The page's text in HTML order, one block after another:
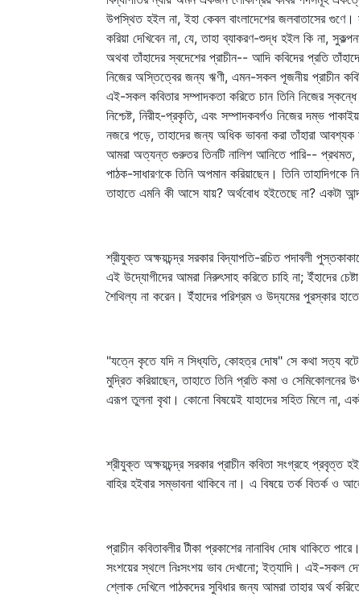
উপস্থিত হইল না, ইহা কেবল বাংলাদেশের জলবাতাসের গুণে।
করিয়া দেখিবেন না, যে, তাহা ব্যাকরণ-শুদ্ধ হইল কি না,
অথবা তাঁহাদের স্বদেশের প্রাচীন-- আদি কবিদের প্রতি
নিজের অস্তিত্বের জন্য ঋণী, এমন-সকল পূজনীয় প্রাচীন
এই-সকল কবিতার সম্পাদকতা করিতে চান তিনি নিজের
নিশ্চেষ্ট, নিরীহ-প্রকৃতি, এবং সম্পাদকবর্গও নিজের দম্ভ
নজরে পড়ে, তাহাদের জন্য অধিক ভাবনা করা তাঁহারা আবশ্যক
আমরা অত্যন্ত গুরুতর তিনটি নালিশ আনিতে পারি-- প্রথমত,
পাঠক-সাধারণকে তিনি অপমান করিয়াছেন। তিনি
তাহাতে এমনি কী আসে যায়? অর্থবোধ হইতেছে না? একটা
শ্রীযুক্ত অক্ষয়চন্দ্র সরকার বিদ্যাপতি-রচিত পদাবলী
এই উদ্যোগীদের আমরা নিরুৎসাহ করিতে চাহি না; ইঁহাদের
শৈথিল্য না করেন। ইঁহাদের পরিশ্রম ও উদ্যমের পুরস্কার
"যত্নে কৃতে যদি ন সিধ্যতি, কোহত্র দোষ" সে কথা সত্য
মুদ্রিত করিয়াছেন, তাহাতে তিনি প্রতি কমা ও সেমিকোলনের
এরূপ তুলনা বৃথা। কোনো বিষয়েই যাহাদের সহিত মিলে না,
শ্রীযুক্ত অক্ষয়চন্দ্র সরকার প্রাচীন কবিতা সংগ্রহে প্রবৃত্ত
বাহির হইবার সম্ভাবনা থাকিবে না। এ বিষয়ে তর্ক বিতর্ক
প্রাচীন কবিতাবলীর টীকা প্রকাশের নানাবিধ দোষ থাকিতে
সংশয়ের স্থলে নিঃসংশয় ভাব দেখানো; ইত্যাদি। এই-সকল
শ্লোক দেখিলে পাঠকদের সুবিধার জন্য আমরা তাহার অর্থ করিতে